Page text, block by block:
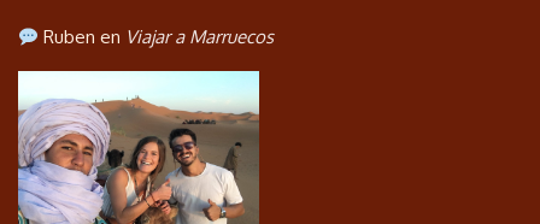
Ruben en Viajar a Marruecos